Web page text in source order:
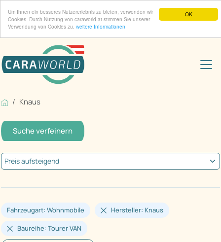
OK
Um Ihnen ein besseres Nutzererlebnis zu bieten, verwenden wir
Cookies. Durch Nutzung von caraworld.at stimmen Sie unserer
Verwendung von Cookies zu. weitere Informationen
Knaus
Suche verfeinern
Fahrzeugart: Wohnmobile Hersteller: Knaus
Baureihe: Tourer VAN